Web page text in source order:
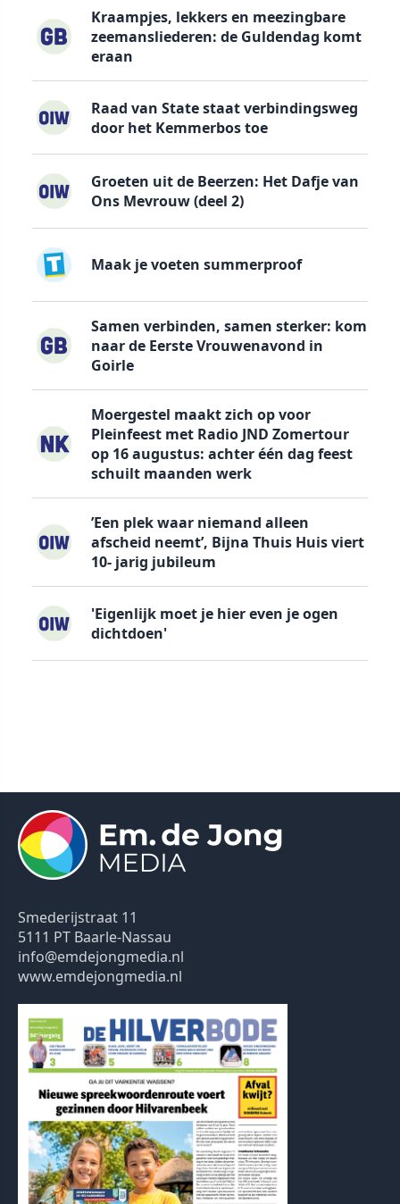
Kraampjes, lekkers en meezingbare
zeemansliederen: de Guldendag komt
eraan
Raad van State staat verbindingsweg
door het Kemmerbos toe
Groeten uit de Beerzen: Het Dafje van
Ons Mevrouw (deel 2)
Maak je voeten summerproof
Samen verbinden, samen sterker: kom
naar de Eerste Vrouwenavond in
Goirle
Moergestel maakt zich op voor
Pleinfeest met Radio JND Zomertour
op 16 augustus: achter één dag feest
schuilt maanden werk
’Een plek waar niemand alleen
afscheid neemt’, Bijna Thuis Huis viert
10- jarig jubileum
'Eigenlijk moet je hier even je ogen
dichtdoen'
Smederijstraat 11
5111 PT Baarle-Nassau
info@emdejongmedia.nl
www.emdejongmedia.nl